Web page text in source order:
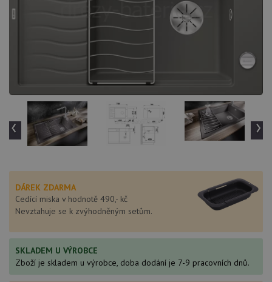
‹ ›
DÁREK ZDARMA
Cedící miska v hodnotě 490,- kč
Nevztahuje se k zvýhodněným setům.
SKLADEM U VÝROBCE
Zboží je skladem u výrobce, doba dodání je 7-9 pracovních dnů.